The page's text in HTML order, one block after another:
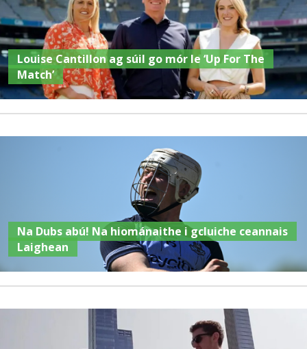
Louise Cantillon ag súil go mór le ‘Up For The
Match’
Na Dubs abú! Na hiománaithe i gcluiche ceannais
Laighean